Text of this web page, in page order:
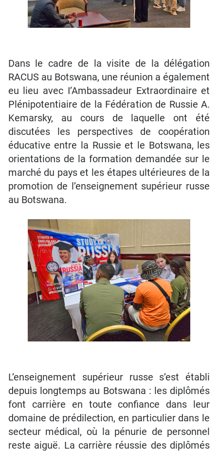
Dans le cadre de la visite de la délégation
RACUS au Botswana, une réunion a également
eu lieu avec I’Ambassadeur Extraordinaire et
Plénipotentiaire de la Fédération de Russie A.
Kemarsky, au cours de laquelle ont été
discutées les perspectives de coopération
éducative entre la Russie et le Botswana, les
orientations de la formation demandée sur le
marché du pays et les étapes ultérieures de la
promotion de l’enseignement supérieur russe
au Botswana.
L’enseignement supérieur russe s’est établi
depuis longtemps au Botswana : les diplômés
font carrière en toute confiance dans leur
domaine de prédilection, en particulier dans le
secteur médical, où la pénurie de personnel
reste aiguë. La carrière réussie des diplômés